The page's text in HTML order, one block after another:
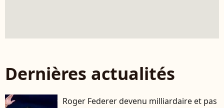
Dernières actualités
Roger Federer devenu milliardaire et pas